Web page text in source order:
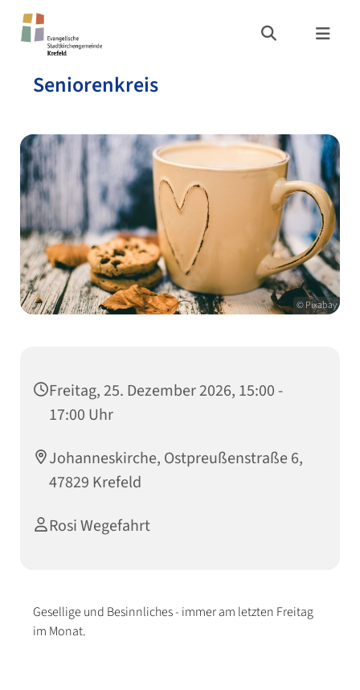
Seniorenkreis
© Pixabay
Freitag, 25. Dezember 2026, 15:00 -
17:00 Uhr
Johanneskirche, Ostpreußenstraße 6,
47829 Krefeld
Rosi Wegefahrt
Gesellige und Besinnliches - immer am letzten Freitag
im Monat.